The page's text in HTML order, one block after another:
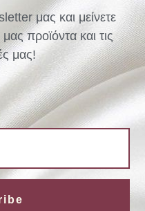
μας και μείνετε
προϊόντα και τις
μας!